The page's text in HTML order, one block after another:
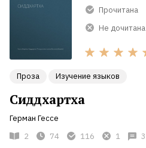
Прочитана
Не дочитана
Проза Изучение языков
Сиддхартха
Герман Гессе
2
74 116 1 3